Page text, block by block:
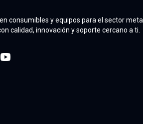
consumibles y equipos para el sector metal
calidad, innovación y soporte cercano a ti.